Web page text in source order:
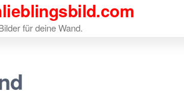
für deine Wand.